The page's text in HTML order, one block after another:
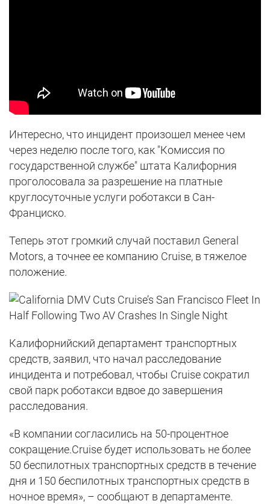
Интересно, что инцидент произошел менее чем
через неделю после того, как "Комиссия по
государственной службе" штата Калифорния
проголосовала за разрешение на платные
круглосуточные услуги роботакси в Сан-
Франциско.
Теперь этот громкий случай поставил General
Motors, а точнее ее компанию Cruise, в тяжелое
положение.
Калифорнийский департамент транспортных
средств, заявил, что начал расследование
инцидента и потребовал, чтобы Cruise сократил
свой парк роботакси вдвое до завершения
расследования.
«В компании согласились на 50-процентное
сокращение.Cruise будет использовать не более
50 беспилотных транспортных средств в течение
дня и 150 беспилотных транспортных средств в
ночное время», – сообщают в департаменте.